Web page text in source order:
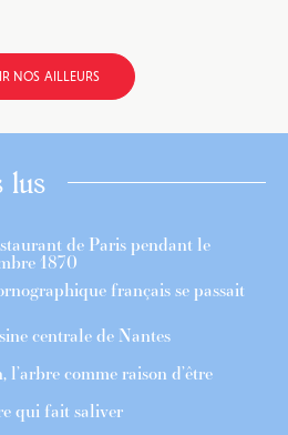
NOS AILLEURS
lus
de Paris pendant le
1870
français se passait
centrale de Nantes
l’arbre comme raison d’être
qui fait saliver